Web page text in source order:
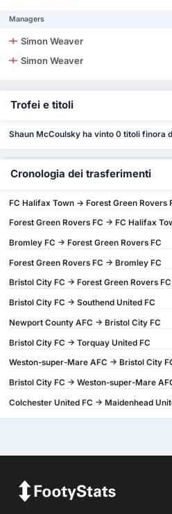
Managers
Simon Weaver
Simon Weaver
Trofei e titoli
Shaun McCoulsky ha vinto 0 titoli finora
Cronologia dei trasferimenti
FC Halifax Town -> Forest Green Rovers
Forest Green Rovers FC -> FC Halifax
Bromley FC -> Forest Green Rovers FC
Forest Green Rovers FC -> Bromley FC
Bristol City FC -> Forest Green Rovers FC
Bristol City FC -> Southend United FC
Newport County AFC -> Bristol City FC
Bristol City FC -> Torquay United FC
Weston-super-Mare AFC -> Bristol City
Bristol City FC -> Weston-super-Mare
Colchester United FC -> Maidenhead